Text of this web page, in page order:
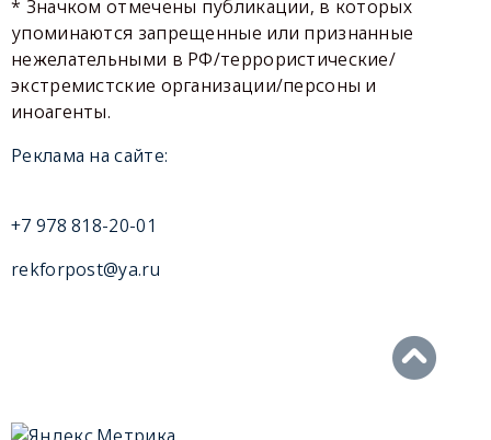
* Значком отмечены публикации, в которых
упоминаются запрещенные или признанные
нежелательными в РФ/террористические/
экстремистские организации/персоны и
иноагенты.
Реклама на сайте:
+7 978 818-20-01
rekforpost@ya.ru